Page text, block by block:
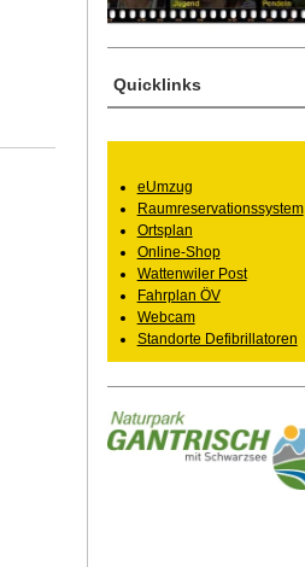
Quicklinks
eUmzug
Raumreservationssystem
Ortsplan
Online-Shop
Wattenwiler Post
Fahrplan ÖV
Webcam
Standorte Defibrillatoren